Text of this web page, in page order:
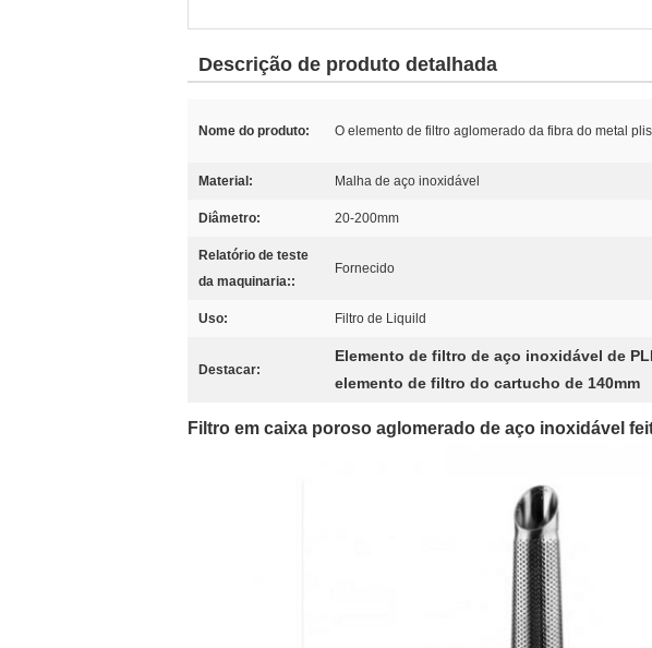
Descrição de produto detalhada
Nome do produto: O elemento de filtro aglomerado da fibra do metal
Material: Malha de aço inoxidável
Diâmetro: 20-200mm
Relatório de teste
da maquinaria::
Fornecido
Uso: Filtro de Liquild
Destacar:
Elemento de filtro de aço inoxidável de
elemento de filtro do cartucho de 140mm
Filtro em caixa poroso aglomerado de aço inoxidável